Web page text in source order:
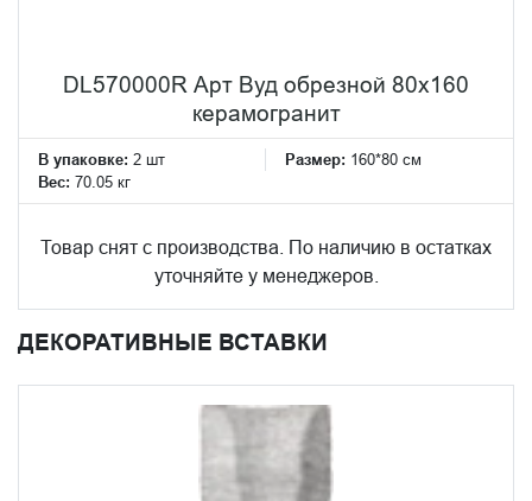
DL570000R Арт Вуд обрезной 80x160
керамогранит
В упаковке: 2 шт Размер: 160*80 см
Вес: 70.05 кг
Товар снят с производства. По наличию в остатках
уточняйте у менеджеров.
ДЕКОРАТИВНЫЕ ВСТАВКИ